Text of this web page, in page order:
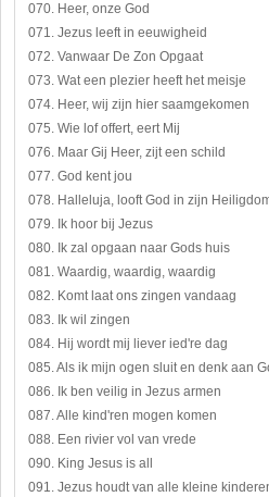
070. Heer, onze God
071. Jezus leeft in eeuwigheid
072. Vanwaar De Zon Opgaat
073. Wat een plezier heeft het meisje
074. Heer, wij zijn hier saamgekomen
075. Wie lof offert, eert Mij
076. Maar Gij Heer, zijt een schild
077. God kent jou
078. Halleluja, looft God in zijn
079. Ik hoor bij Jezus
080. Ik zal opgaan naar Gods huis
081. Waardig, waardig, waardig
082. Komt laat ons zingen vandaag
083. Ik wil zingen
084. Hij wordt mij liever ied're dag
085. Als ik mijn ogen sluit en denk aan
086. Ik ben veilig in Jezus armen
087. Alle kind'ren mogen komen
088. Een rivier vol van vrede
090. King Jesus is all
091. Jezus houdt van alle kleine